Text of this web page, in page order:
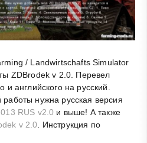
/ Landwirtschafts Simulator
ZDBrodek v 2.0. Перевел
и английского на русский.
нужна русская версия
RUS v2.0 и выше! А также
v 2.0. Инструкция по